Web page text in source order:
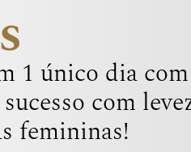
1 único dia
com
femininas!